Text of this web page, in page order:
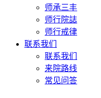
师承三丰
师行院誌
师行戒律
联系我们
联系我们
来院路线
常见问答